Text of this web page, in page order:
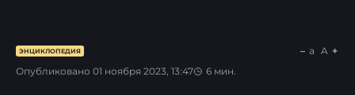
ЭНЦИКЛОПЕДИЯ
Опубликовано 01 ноября 2023, 13:47 6 мин.
a A